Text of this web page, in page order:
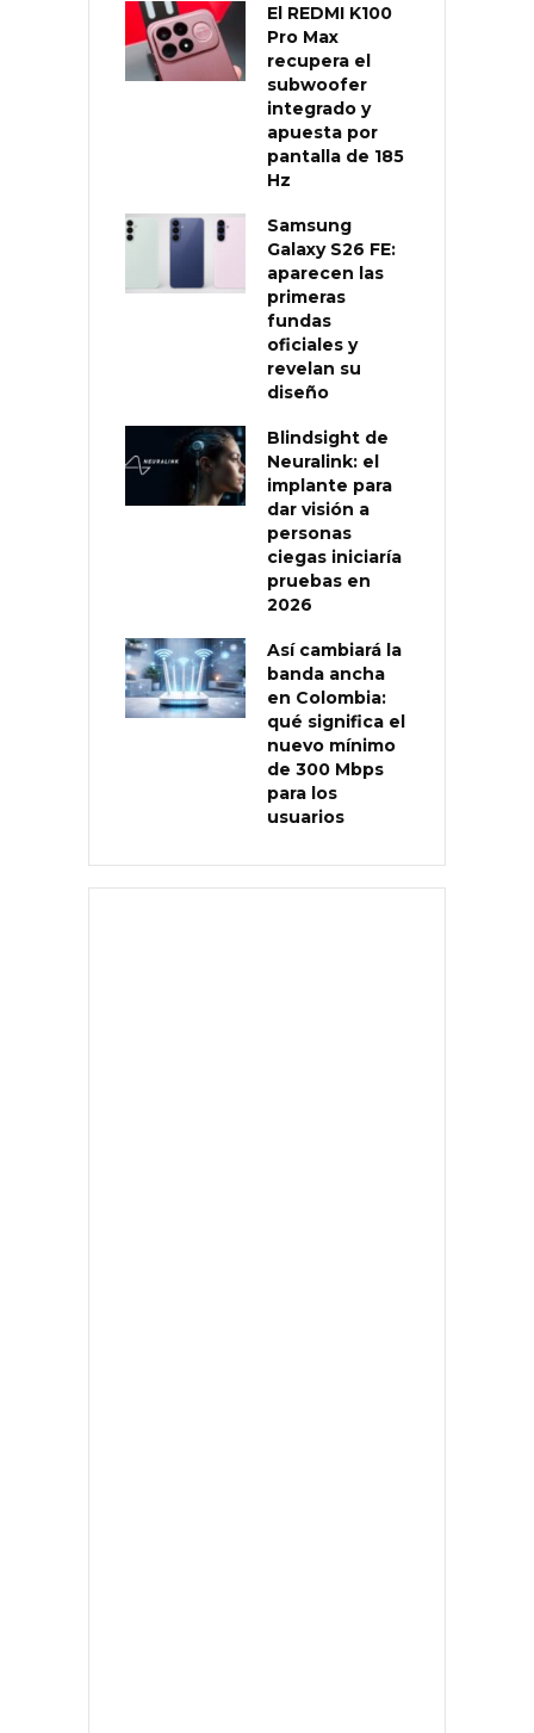
El REDMI K100
Pro Max
recupera el
subwoofer
integrado y
apuesta por
pantalla de 185
Hz
Samsung
Galaxy S26 FE:
aparecen las
primeras
fundas
oficiales y
revelan su
diseño
Blindsight de
Neuralink: el
implante para
dar visión a
personas
ciegas iniciaría
pruebas en
2026
Así cambiará la
banda ancha
en Colombia:
qué significa el
nuevo mínimo
de 300 Mbps
para los
usuarios